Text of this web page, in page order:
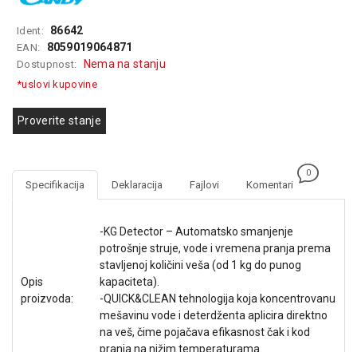
GAMING
ZAŠTITA
SOLARNI
MREŽNA
ŠTAMPAČI,
GPS
Ident: 86642
EAN: 8059019064871
Dostupnost: Nema na stanju
*uslovi kupovine
Proverite stanje
Specifikacija Deklaracija Fajlovi Komentari
0
Opis
proizvoda:
-KG Detector – Automatsko smanjenje
potrošnje struje, vode i vremena pranja prema
stavljenoj količini veša (od 1 kg do punog
kapaciteta).
-QUICK&CLEAN tehnologija koja koncentrovanu
mešavinu vode i deterdženta aplicira direktno
na veš, čime pojačava efikasnost čak i kod
pranja na nižim temperaturama.